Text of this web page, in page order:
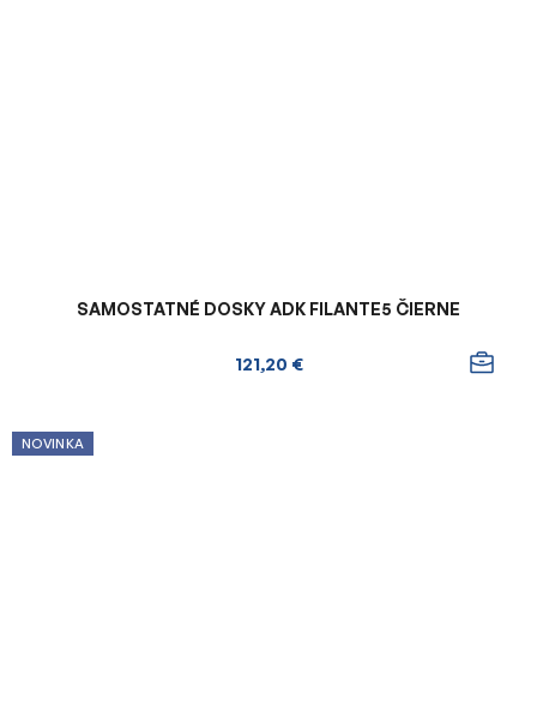
SAMOSTATNÉ DOSKY ADK FILANTE5 ČIERNE
121,20 €
NOVINKA